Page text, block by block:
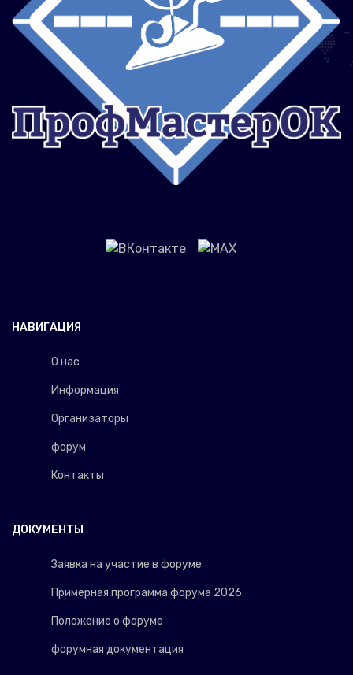
НАВИГАЦИЯ
О нас
Информация
Организаторы
форум
Контакты
ДОКУМЕНТЫ
Заявка на участие в форуме
Примерная программа форума 2026
Положение о форуме
форумная документация